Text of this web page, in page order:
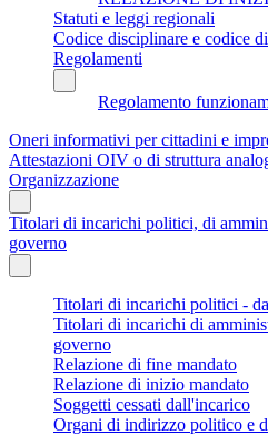
Statuti e leggi regionali
Codice disciplinare e codice
Regolamenti
Regolamento
Oneri informativi per cittadini e
Attestazioni OIV o di struttura
Organizzazione
Titolari di incarichi politici, di
governo
Titolari di incarichi politici -
Titolari di incarichi di
governo
Relazione di fine mandato
Relazione di inizio mandato
Soggetti cessati dall'incarico
Organi di indirizzo politico e